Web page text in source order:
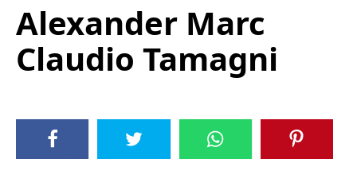
Alexander Marc
Claudio Tamagni